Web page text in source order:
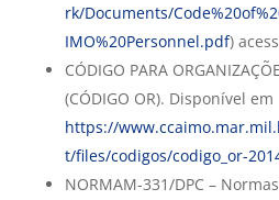
rk/Documents/
IMO%20Personnel.pdf)
CÓDIGO PARA
(CÓDIGO OR). Disponível em
https://
t/files/codigos/codigo_or-
NORMAM-331/DPC –